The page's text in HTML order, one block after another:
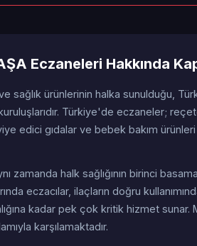
Eczaneleri Hakkında
sağlık ürünlerinin halka sunulduğu,
kuruluşlarıdır. Türkiye'de eczaneler;
edici gıdalar ve bebek bakım
zamanda halk sağlığının birinci
eczacılar, ilaçların doğru
kadar pek çok kritik hizmet sunar.
karşılamaktadır.